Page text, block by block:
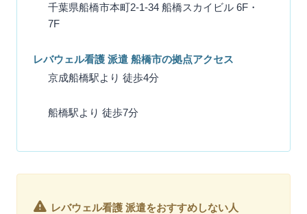
千葉県船橋市本町2-1-34 船橋スカイビル 6F・
7F
レバウェル看護 派遣 船橋市の拠点アクセス
京成船橋駅より 徒歩4分
船橋駅より 徒歩7分
レバウェル看護 派遣をおすすめしない人